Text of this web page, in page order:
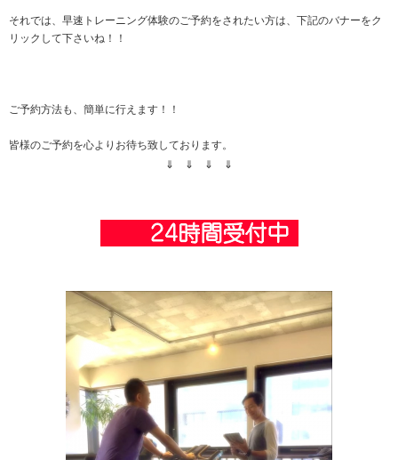
それでは、早速トレーニング体験のご予約をされたい方は、下記のバナーをク
リックして下さいね！！
ご予約方法も、簡単に行えます！！
皆様のご予約を心よりお待ち致しております。
⇓ ⇓ ⇓ ⇓